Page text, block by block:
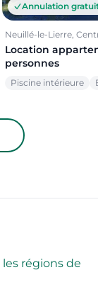
Annulation
Neuillé-le-Lierre,
Location
personnes
Piscine intérieure
régions de